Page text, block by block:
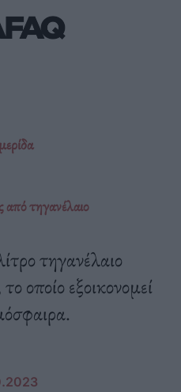
από τηγανέλαιο
τηγανέλαιο
οποίο εξοικονομεί